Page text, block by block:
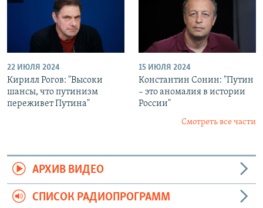
22 ИЮЛЯ 2024
Кирилл Рогов: "Высоки
шансы, что путинизм
переживет Путина"
15 ИЮЛЯ 2024
Константин Сонин: "Путин
– это аномалия в истории
России"
Смотреть все части
АРХИВ ВИДЕО
СПИСОК РАДИОПРОГРАММ